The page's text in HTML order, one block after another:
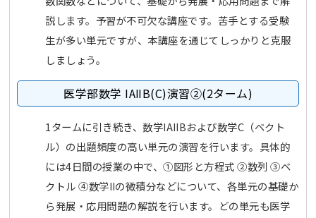
説します。予習が不可欠な講座です。苦手とする受験
生が多い単元ですが、本講座を通じてしっかりと克服
しましょう。
医学部数学 ⅠAⅡB(C)演習②(2ターム)
1タームに引き続き、数学ⅠAⅡBおよび数学C（ベクト
ル）の出題頻度の高い単元の演習を行います。具体的
には4日間の授業の中で、①図形と方程式 ②数列 ③ベ
クトル ④数学Ⅱの微積分などについて、各単元の基礎か
ら発展・応用問題の解説を行います。どの単元も医学